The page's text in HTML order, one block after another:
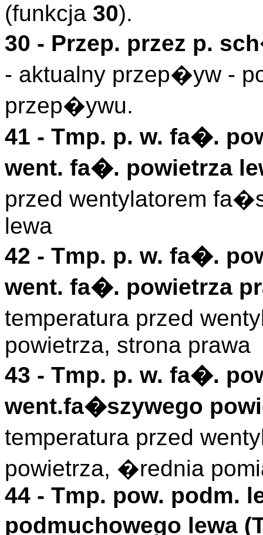
(funkcja 30).
30 - Przep. przez p.
- aktualny przep�yw -
przep�ywu.
41 - Tmp. p. w. fa�.
went. fa�. powietrza
przed wentylatorem
lewa
42 - Tmp. p. w. fa�.
went. fa�. powietrza
temperatura przed
powietrza, strona prawa
43 - Tmp. p. w. fa�.
went.fa�szywego
temperatura przed
powietrza, �rednia
44 - Tmp. pow. podm.
podmuchowego lewa (